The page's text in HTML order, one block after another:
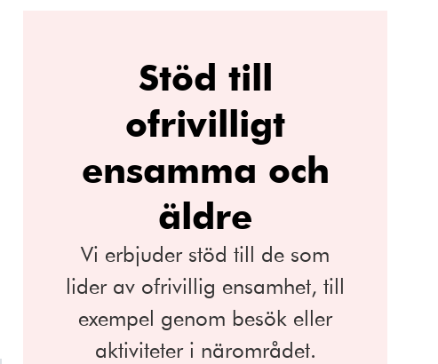
Stöd till
ofrivilligt
ensamma och
äldre
Vi erbjuder stöd till de som
lider av ofrivillig ensamhet, till
exempel genom besök eller
aktiviteter i närområdet.